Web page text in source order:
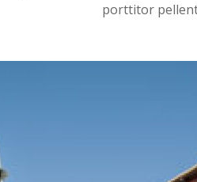
porttitor